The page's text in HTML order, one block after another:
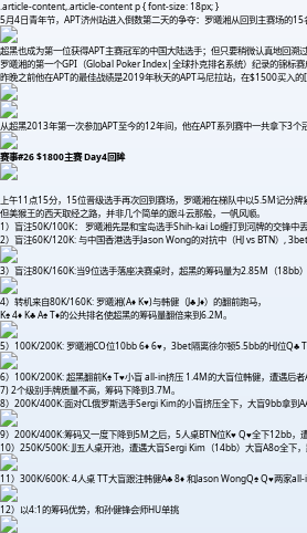
.article-content,.article-content p { font-size: 18px; }
5月4日青年节，APT济州站进入倒数第二天的争夺：罗曦湘从回到主赛场的
超黑也成为第一位获得APT主赛冠军的中国大陆选手；但只要稍微认真地回
罗曦湘的第一个GPI（Global Poker Index|全球扑克排名系统）纪录的锦标
昨晚之前他在APT的最佳战绩是2019年秋天的APT马尼拉站，在$1500买入
从超黑2013年第一次参加APT至今的12年间，他在APT系列赛中一共拿下3
赛事#26 $1800主赛 Day4回眸
上午11点15分，15位晋级选手再次回到赛场，罗曦湘在梯队中以5.5M记分
但美猴王的西天取经之路，并非几个简单的跟斗云那般，一帆风顺。
1）盲注50K/100K： 罗曦湘先是和宝岛选手Shih-kai Lo缠打到河牌的交锋中
2）盲注60K/120K: 与中国香港选手Jason Wong的对抗中（HJ vs BTN）,
3）盲注80K/160K:当9位选手落座决赛桌时，超黑的筹码量为2.85M（18bb）
4）转机来自80K/160K: 罗曦湘(A♦ K♥)与韩健（J♣ J♦）的翻前跑马，
K♠ 4♦ K♣ A♠ T♦的公共排名使超黑的筹码量翻倍来到6.2M。
5）100K/200K: 罗曦湘CO位10bb 6♦ 6♥，3bet隔离徐尔顿5.5bb的HJ位Q♣
6）100K/200K: 超黑翻前K♠ T♥小盲 all-in挤压 1.4M的大盲位韩健，遭遇后者
7) 2个级别手牌质量不高，筹码下降到3.7M。
8）200K/400K:面对CL俄罗斯选手Sergi Kim的小盲挤压全下，大盲9bb拿到
9）200K/400K:筹码又一度下降到5M之后，5人桌BTN位K♥ Q♥全下12bb，
10）250K/500K: JJ五人桌开池，遭遇大盲Sergi Kim（14bb）大盲A8o全下
11）300K/600K: 4人桌 TT大盲跟注韩健A♣ 8♦ 和Jason WongQ♠ Q♥两家all-
12）以4:1的筹码优势，和孙健锋会师HU单挑